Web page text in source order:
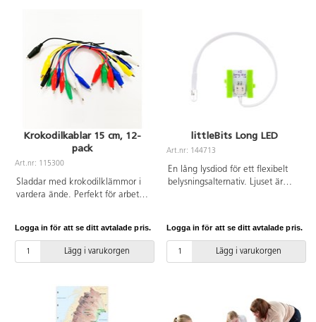
Krokodilkablar 15 cm, 12-
pack
Art.nr: 115300
Sladdar med krokodilklämmor i
vardera ände. Perfekt för arbete
Logga in för att se ditt avtalade pris.
Lägg i varukorgen
littleBits Long LED
Art.nr: 144713
En lång lysdiod för ett flexibelt
belysningsalternativ. Ljuset är
t.ex. lysdioden i mitten av en
skumboll för att få den att lysa.
Logga in för att se ditt avtalade pris.
Lägg i varukorgen